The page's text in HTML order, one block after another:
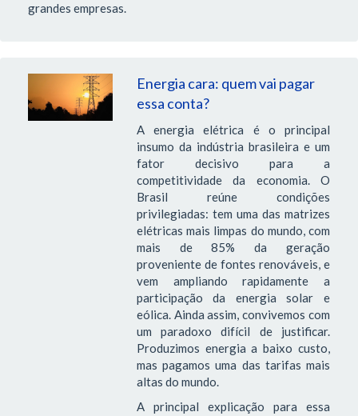
grandes empresas.
Energia cara: quem vai pagar
essa conta?
A energia elétrica é o principal
insumo da indústria brasileira e um
fator decisivo para a
competitividade da economia. O
Brasil reúne condições
privilegiadas: tem uma das matrizes
elétricas mais limpas do mundo, com
mais de 85% da geração
proveniente de fontes renováveis, e
vem ampliando rapidamente a
participação da energia solar e
eólica. Ainda assim, convivemos com
um paradoxo difícil de justificar.
Produzimos energia a baixo custo,
mas pagamos uma das tarifas mais
altas do mundo.
A principal explicação para essa